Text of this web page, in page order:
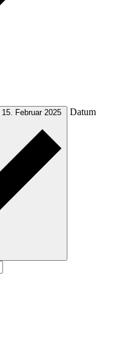
15. Februar 2025 Datum